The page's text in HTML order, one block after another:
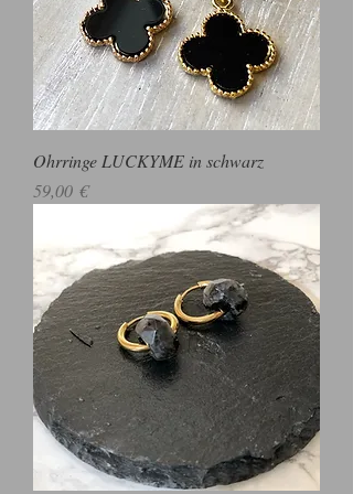
Ohrringe LUCKYME in schwarz
Preis
59,00 €